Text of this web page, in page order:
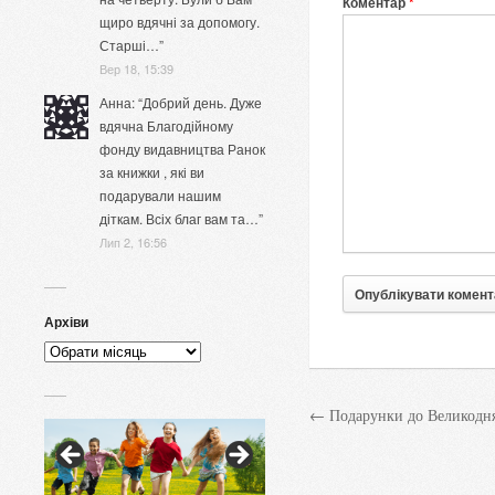
щиро вдячні за допомогу.
Старші…”
Вер 18, 15:39
Анна: “Добрий день. Дуже
вдячна Благодійному
фонду видавництва Ранок
за книжки , які ви
подарували нашим
діткам. Всіх благ вам та…”
Лип 2, 16:56
Архіви
Архіви
← Подарунки до